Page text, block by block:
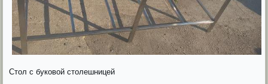
Стол с буковой столешницей